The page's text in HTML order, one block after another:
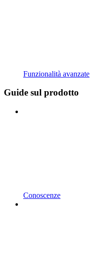
Funzionalità avanzate
Guide sul prodotto
Conoscenze